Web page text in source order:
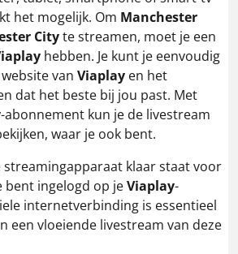
het mogelijk. Om Manchester
Cityte streamen, moet je een
hebben. Je kunt je eenvoudig
van Viaplay en het
dat het beste bij jou past. Met
-abonnement kun je de livestream
waar je ook bent.
klaar staat voor
bent ingelogd op jeViaplay-
internetverbinding is essentieel
een vloeiende livestream van deze